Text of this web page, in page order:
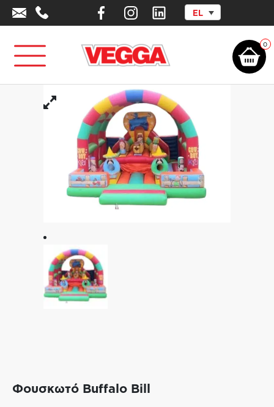
EL
0
Αρχική σελίδα Αθλητικά Είδη - Εξοπλισμός/Outlet/Φουσκωτά
Φουσκωτό Buffalo Bill